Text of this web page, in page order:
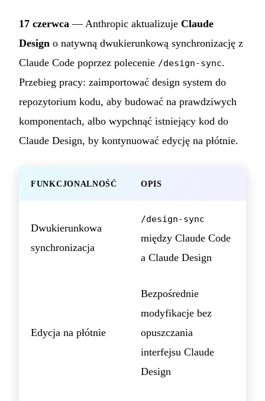
17 czerwca — Anthropic aktualizuje Claude
Design o natywną dwukierunkową synchronizację z
Claude Code poprzez polecenie /design-sync.
Przebieg pracy: zaimportować design system do
repozytorium kodu, aby budować na prawdziwych
komponentach, albo wypchnąć istniejący kod do
Claude Design, by kontynuować edycję na płótnie.
FUNKCJONALNOŚĆ OPIS
Dwukierunkowa
synchronizacja
/design-sync
między Claude Code
a Claude Design
Edycja na płótnie
Bezpośrednie
modyfikacje bez
opuszczania
interfejsu Claude
Design